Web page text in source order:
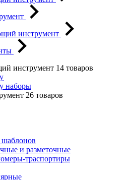
инструмент
инструмент 14 товаров
наборы
26 товаров
и разметочные
траспортиры